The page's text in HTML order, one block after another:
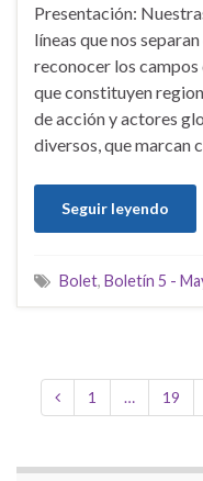
Presentación:
líneas que nos
reconocer los
que constituyen
de acción y actores
diversos, que marcan
Seguir leyendo
Bolet, Boletín 5 -
1 … 19